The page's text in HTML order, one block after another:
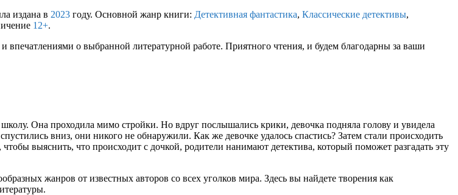
издана в 2023 году. Основной жанр книги: Детективная фантастика, Классические детективы,
12+.
о выбранной литературной работе. Приятного чтения, и будем благодарны за ваши
Она проходила мимо стройки. Но вдруг послышались крики, девочка подняла голову и увидела
вниз, они никого не обнаружили. Как же девочке удалось спастись? Затем стали происходить
выяснить, что происходит с дочкой, родители нанимают детектива, который поможет разгадать эту
жанров от известных авторов со всех уголков мира. Здесь вы найдете творения как